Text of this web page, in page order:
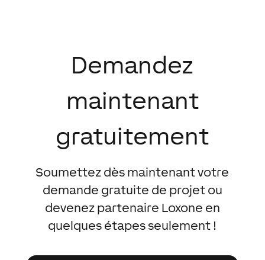
Demandez
maintenant
gratuitement
Soumettez dès maintenant votre
demande gratuite de projet ou
devenez partenaire Loxone en
quelques étapes seulement !